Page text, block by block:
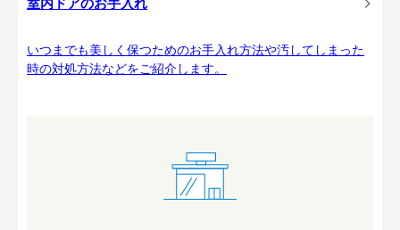
いつまでも美しく保つためのお手入れ方法や汚してしまった
時の対処方法などをご紹介します。